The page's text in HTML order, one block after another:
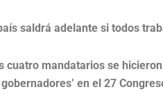
saldrá adelante si todos
cuatro mandatarios se
en el 27